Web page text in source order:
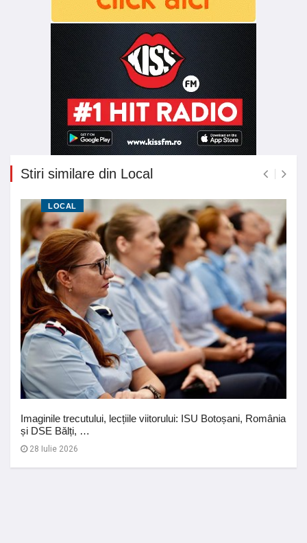
Stiri similare din Local
LOCAL
Imaginile trecutului, lecțiile viitorului: ISU Botoșani, România
și DSE Bălți, …
28 Iulie 2026